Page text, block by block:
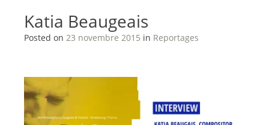
Katia Beaugeais
Posted on 23 novembre 2015 in Reportages